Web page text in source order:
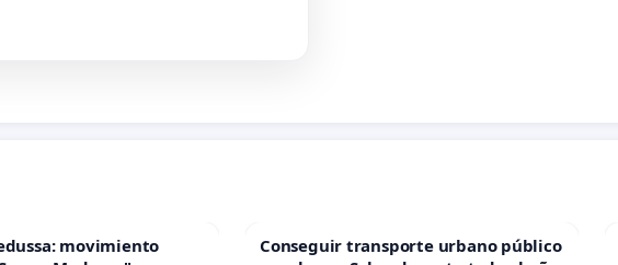
movimiento
Conseguir transporte urbano público